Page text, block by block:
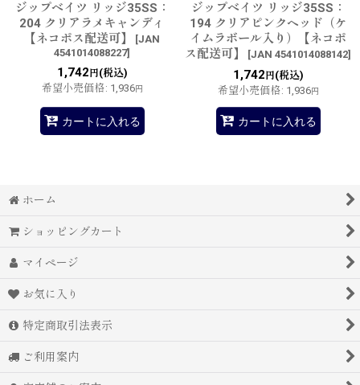
ジップベイツ リッジ35SS：
204 クリアラメキャンディ
【ネコポス配送可】
[JAN
4541014088227]
1,742 円(税込)
希望小売価格: 1,936円
カートに入れる
ジップベイツ リッジ35SS：
194 クリアピンクヘッド（ケ
イムラボール入り）【ネコポ
ス配送可】
[JAN 4541014088142]
1,742 円(税込)
希望小売価格: 1,936円
カートに入れる
ホーム
ショッピングカート
マイページ
お気に入り
特定商取引法表示
ご利用案内